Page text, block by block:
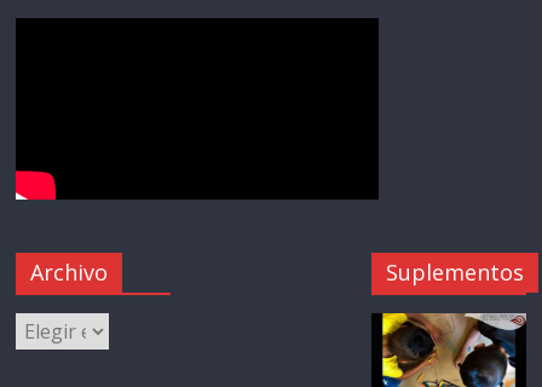
Archivo Suplementos